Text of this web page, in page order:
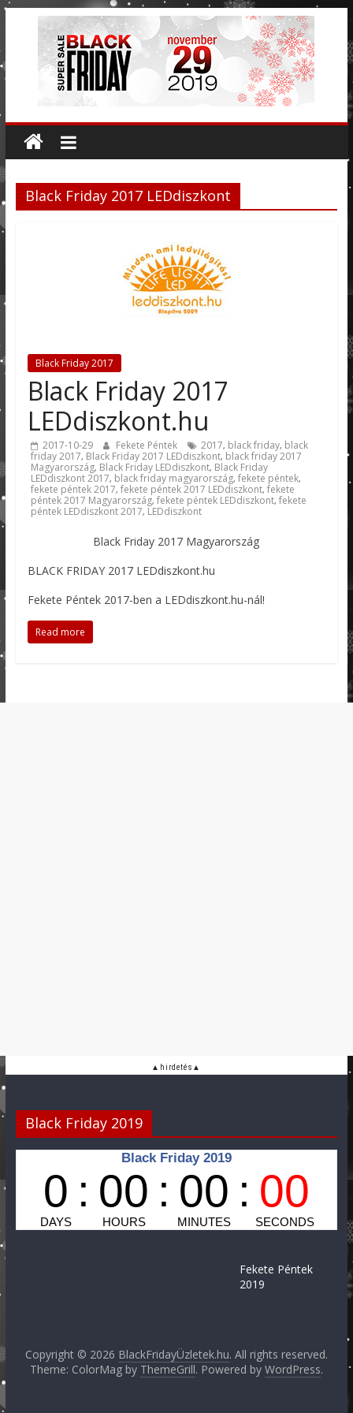
Black Friday 2017 LEDdiszkont
Black Friday 2017
Black Friday 2017
LEDdiszkont.hu
2017-10-29 Fekete Péntek 2017, black friday, black
friday 2017, Black Friday 2017 LEDdiszkont, black friday 2017
Magyarország, Black Friday LEDdiszkont, Black Friday
LEDdiszkont 2017, black friday magyarország, fekete péntek,
fekete péntek 2017, fekete péntek 2017 LEDdiszkont, fekete
péntek 2017 Magyarország, fekete péntek LEDdiszkont, fekete
péntek LEDdiszkont 2017, LEDdiszkont
Black Friday 2017 Magyarország
BLACK FRIDAY 2017 LEDdiszkont.hu
Fekete Péntek 2017-ben a LEDdiszkont.hu-nál!
Read more
Black Friday 2019
Fekete Péntek
2019
Copyright © 2026 BlackFridayÜzletek.hu. All rights reserved.
Theme: ColorMag by ThemeGrill. Powered by WordPress.